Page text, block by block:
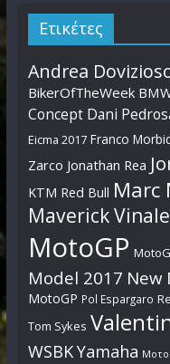
Ετικέτες
Andrea
BikerOfTheWeek
Concept Dani
Eicma 2017 Franco
Zarco Jonathan Rea
KTM Red Bull Marc
Maverick
MotoGP
Model 2017 New
MotoGP Pol Espargaro
Tom Sykes
WSBKYamaha